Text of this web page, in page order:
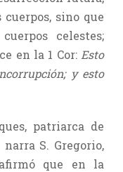
sino que
celestes;
en la 1 Cor: Esto
y esto
patriarca de
S. Gregorio,
que en la